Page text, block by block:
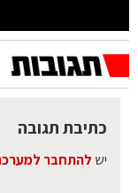
כתיבת תגובה
יש להתחבר